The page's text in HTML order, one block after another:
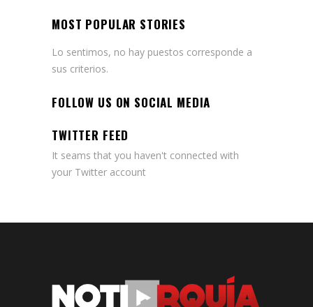
MOST POPULAR STORIES
Lo sentimos, no hay puestos corresponde a
sus criterios.
FOLLOW US ON SOCIAL MEDIA
TWITTER FEED
It seams that you haven't connected with
your Twitter account